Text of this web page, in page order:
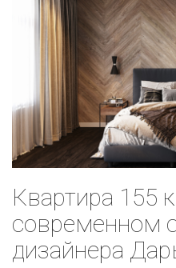
Квартира 155
современном
дизайнера